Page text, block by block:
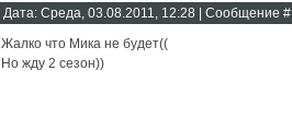
Дата: Среда, 03.08.2011, 12:28 | Сообщение #
Жалко что Мика не будет((
Но жду 2 сезон))